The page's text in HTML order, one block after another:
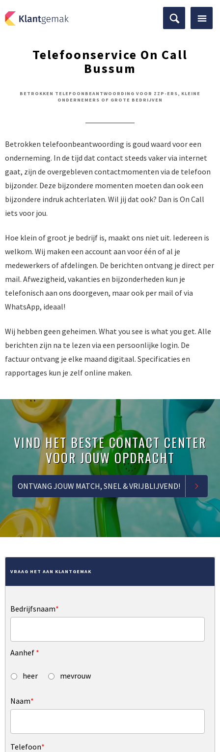
Telefoonservice On Call
Bussum
BETROKKEN TELEFOONBEANTWOORDING VOOR ZZP-ERS, KLEINE
ONDERNEMERS OF GROTE BEDRIJVEN
Betrokken telefoonbeantwoording is goud waard voor een
onderneming. In de tijd dat contact steeds vaker via internet
gaat, zijn de overgebleven contactmomenten via de telefoon
bijzonder. Deze bijzondere momenten moeten dan ook een
bijzondere indruk achterlaten. Wil jij dat ook? Dan is On Call
iets voor jou.
Hoe klein of groot je bedrijf is, maakt ons niet uit. Iedereen is
welkom. Wij maken een account aan voor één of al je
medewerkers of afdelingen. De berichten ontvang je direct per
mail. Afwezigheid, vakanties en bijzonderheden kun je
telefonisch aan ons doorgeven, maar ook per mail of via
WhatsApp, ideaal!
Wij hebben geen geheimen. What you see is what you get. Alle
berichten zijn na te lezen via een persoonlijke login. De
factuur ontvang je elke maand digitaal. Specificaties en
rapportages kun je zelf online maken.
VIND HET BESTE CONTACT CENTER
VOOR JOUW OPDRACHT
ONTVANG JOUW MATCH, SNEL & VRIJBLIJVEND!
VRAAG HET AAN KLANTGEMAK
Bedrijfsnaam*
Aanhef *
heer mevrouw
Naam*
Telefoon*